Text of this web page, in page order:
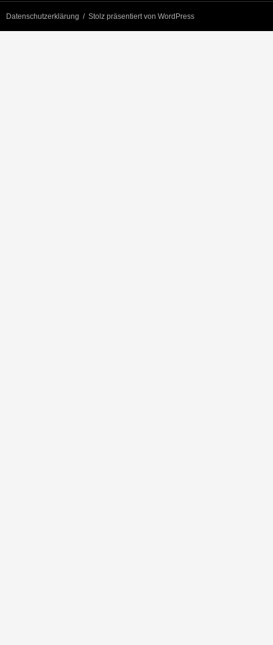
Datenschutzerklärung Stolz präsentiert von WordPress